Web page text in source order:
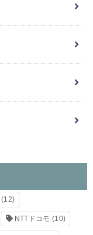
(12)
NTTドコモ (10)